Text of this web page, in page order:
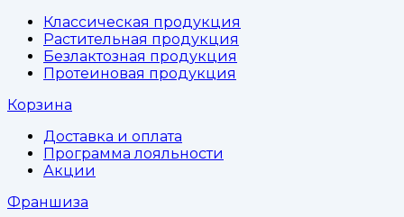
Классическая продукция
Растительная продукция
Безлактозная продукция
Протеиновая продукция
Корзина
Доставка и оплата
Программа лояльности
Акции
Франшиза